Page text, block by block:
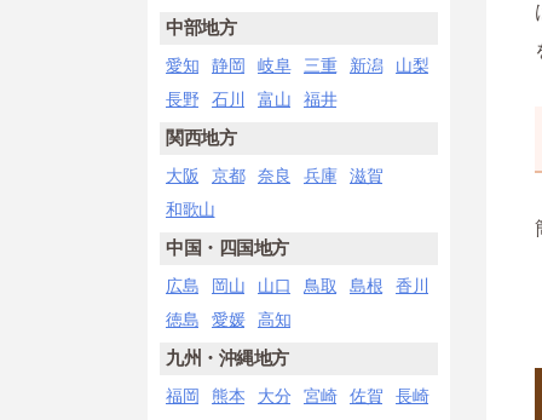
中部地方
愛知 静岡 岐阜 三重 新潟
山梨
長野
石川 富山 福井
関西地方
大阪 京都 奈良 兵庫
滋賀
和歌山
中国・四国地方
広島 岡山 山口 鳥取 島根
香川
徳島
愛媛 高知
九州・沖縄地方
福岡 熊本 大分 宮崎 佐賀
長崎